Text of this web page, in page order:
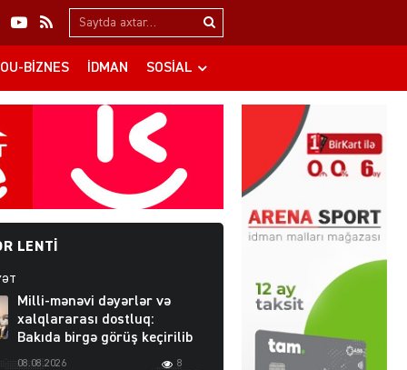
Search…
BIZNES İDMAN SOSIAL
LENTI
Milli-mənəvi dəyərlər və
xalqlararası dostluq:
Bakıda birgə görüş keçirilib
08.08.2026 8